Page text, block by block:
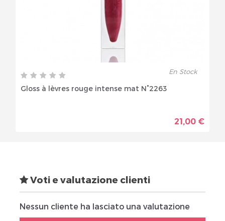
En Stock
Gloss à lèvres rouge intense mat N°2263
21,00 €
Voti e valutazione clienti
Nessun cliente ha lasciato una valutazione